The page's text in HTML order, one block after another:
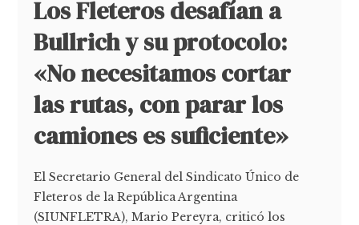
Los Fleteros desafían a
Bullrich y su protocolo:
«No necesitamos cortar
las rutas, con parar los
camiones es suficiente»
El Secretario General del Sindicato Único de
Fleteros de la República Argentina
(SIUNFLETRA), Mario Pereyra, criticó los